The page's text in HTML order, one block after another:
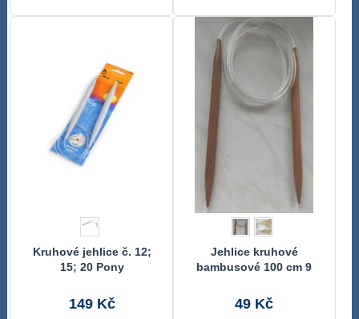
Kruhové jehlice č. 12;
15; 20 Pony
149 Kč
Jehlice kruhové
bambusové 100 cm 9
49 Kč